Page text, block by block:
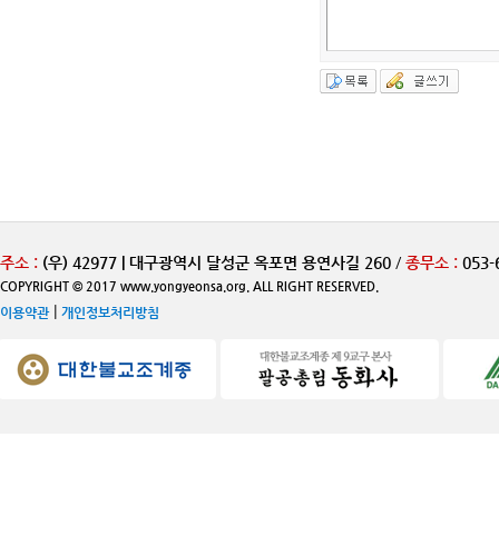
주소 : (우) 42977 | 대구광역시 달성군 옥포면 용연사길 260 / 종무소 : 053-
COPYRIGHT © 2017 www.yongyeonsa.org. ALL RIGHT RESERVED.
이용약관| 개인정보처리방침